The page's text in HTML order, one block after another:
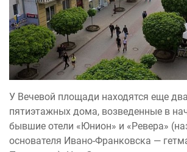
У Вечевой площади находятся еще
пятиэтажных дома, возведенные в
бывшие отели «Юнион» и «Ревера»
основателя Ивано-Франковска —